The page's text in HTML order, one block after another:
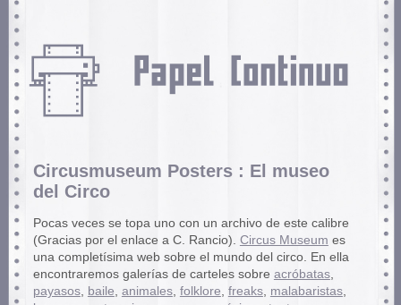
Circusmuseum Posters : El museo
del Circo
Pocas veces se topa uno con un archivo de este calibre
(Gracias por el enlace a C. Rancio). Circus Museum es
una completísima web sobre el mundo del circo. En ella
encontraremos galerías de carteles sobre acróbatas,
payasos, baile animales, folklore freaks, malabaristas,